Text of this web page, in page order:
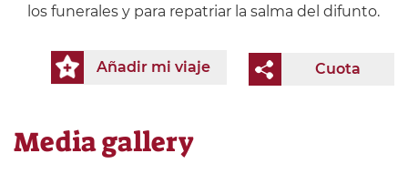
los funerales y para repatriar la salma del difunto.
Cuota
Añadir mi viaje
Media gallery